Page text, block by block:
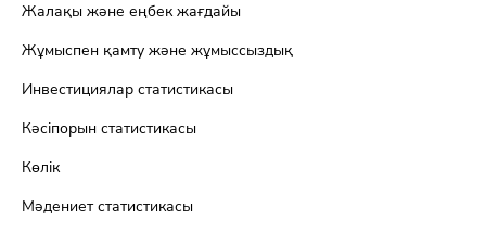
Жалақы және еңбек жағдайы
Жұмыспен қамту және жұмыссыздық
Инвестициялар статистикасы
Кәсіпорын статистикасы
Көлік
Мәдениет статистикасы